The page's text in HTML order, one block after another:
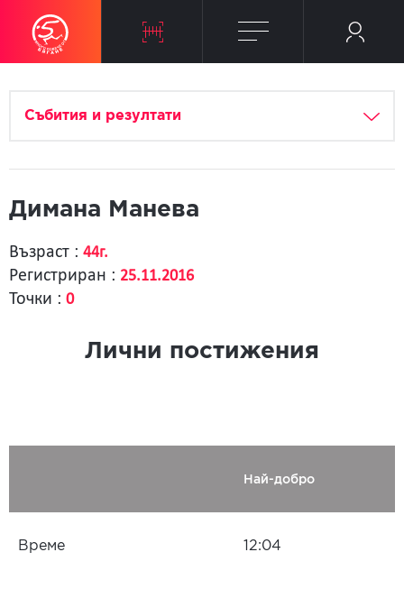
Събития и резултати
Димана Манева
Възраст : 44г.
Регистриран : 25.11.2016
Точки : 0
Лични постижения
Най-добро
Време 12:04